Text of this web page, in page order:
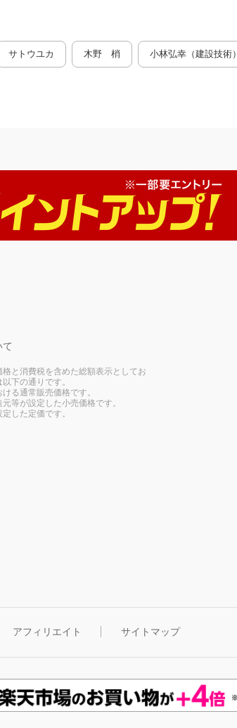
サトウユカ 木野 梢 小林弘幸（建設技術）
と消費税を含めた総額表示としてお
下の通りです。
る通常販売価格です。
等が設定した小売価格です。
した定価です。
アフィリエイト サイトマップ